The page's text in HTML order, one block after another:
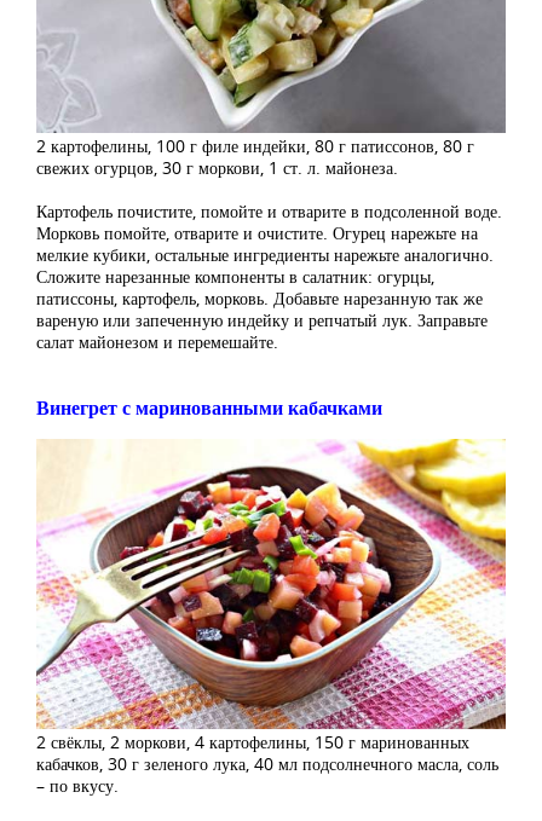
2 картофелины, 100 г филе индейки, 80 г патиссонов, 80 г
свежих огурцов, 30 г моркови, 1 ст. л. майонеза.
Картофель почистите, помойте и отварите в подсоленной воде.
Морковь помойте, отварите и очистите. Огурец нарежьте на
мелкие кубики, остальные ингредиенты нарежьте аналогично.
Сложите нарезанные компоненты в салатник: огурцы,
патиссоны, картофель, морковь. Добавьте нарезанную так же
вареную или запеченную индейку и репчатый лук. Заправьте
салат майонезом и перемешайте.
Винегрет с маринованными кабачками
2 свёклы, 2 моркови, 4 картофелины, 150 г маринованных
кабачков, 30 г зеленого лука, 40 мл подсолнечного масла, соль
– по вкусу.